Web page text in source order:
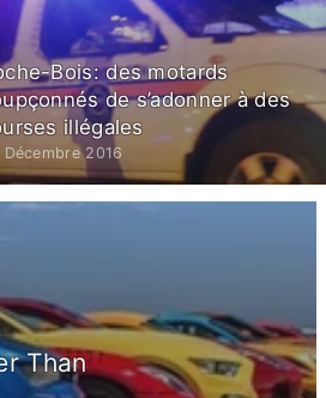
Bois: des motards
de s’adonner à des
illégales
Décembre 2016
Than